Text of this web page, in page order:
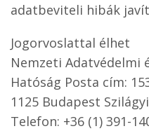
adatbeviteli hibák
Jogorvoslattal élhet
Nemzeti Adatvédelmi
Hatóság Posta cím:
1125 Budapest
Telefon: +36 (1) 391-